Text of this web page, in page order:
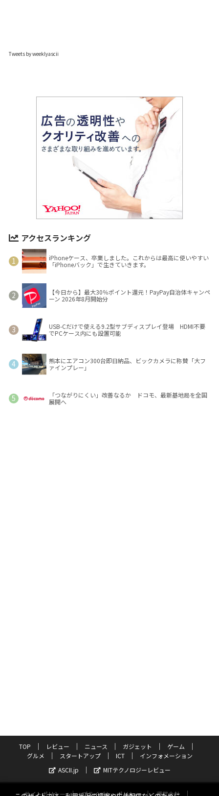
Tweets by weeklyascii
アクセスランキング
iPhoneケース、卒業しました。これからは最高に使いやすい
「iPhoneバック」で生きていきます。
【今日から】最大30％ポイント還元！PayPay自治体キャンペ
ーン 2026年8月開始分
USB-Cだけで使える9.2型サブディスプレイ登場 HDMI不要
でPCケース内にも設置可能
熊本にエアコン300台即日納品、ビックカメラに称賛「大フ
ァインプレー」
「つながりにくい」改善なるか ドコモ、最新基地局を全国
展開へ
TOP レビュー ニュース ガジェット
ゲーム
グルメ
スタートアップ ICT
インフォメーション
ASCII.jp
MITテクノロジーレビュー
サイトポリシー プライバシーポリシー 運営会社